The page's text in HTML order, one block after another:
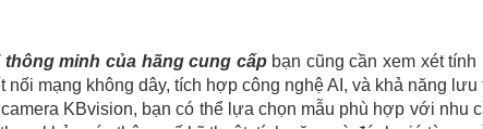
minh của hãng cung cấpbạn cũng cần xem xét tính
nối mạng không dây, tích hợp công nghệ AI, và khả năng
KBvision, bạn có thể lựa chọn mẫu phù hợp với nhu